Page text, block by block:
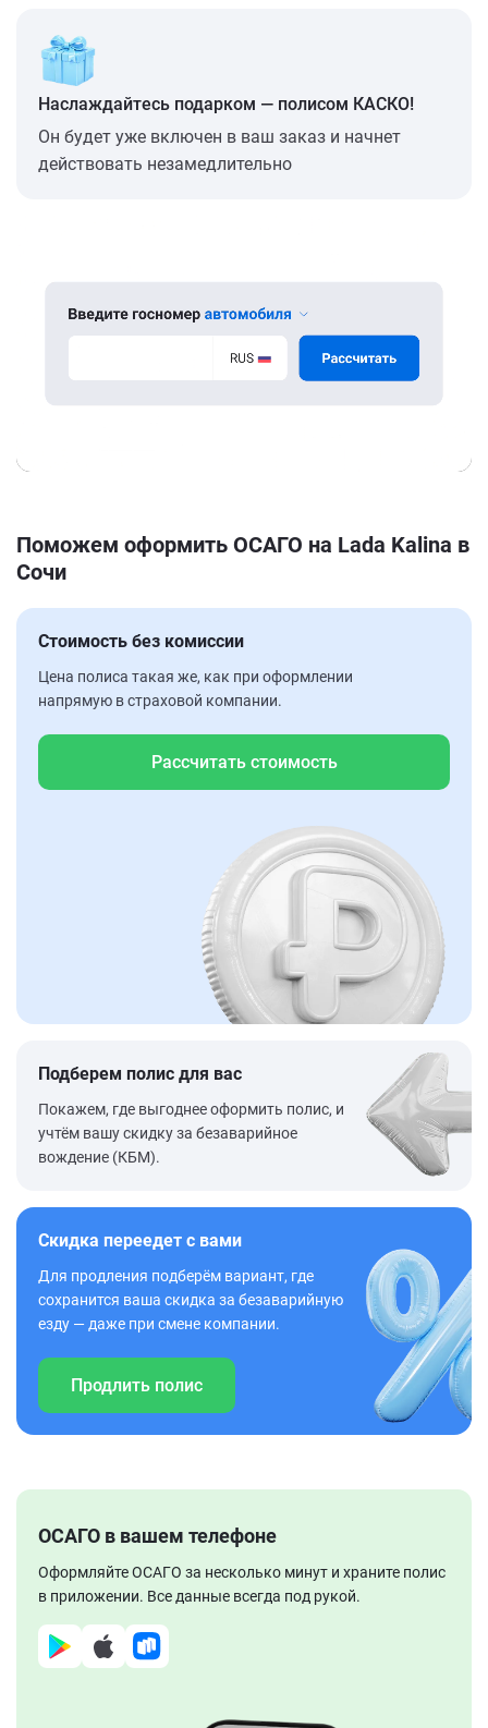
Наслаждайтесь подарком — полисом КАСКО!
Он будет уже включен в ваш заказ и начнет
действовать незамедлительно
Поможем оформить ОСАГО на Lada Kalina в
Сочи
Стоимость без комиссии
Цена полиса такая же, как при оформлении
напрямую в страховой компании.
Рассчитать стоимость
Подберем полис для вас
Покажем, где выгоднее оформить полис, и
учтём вашу скидку за безаварийное
вождение (КБМ).
Скидка переедет с вами
Для продления подберём вариант, где
сохранится ваша скидка за безаварийную
езду — даже при смене компании.
Продлить полис
ОСАГО в вашем телефоне
Оформляйте ОСАГО за несколько минут и храните полис
в приложении. Все данные всегда под рукой.